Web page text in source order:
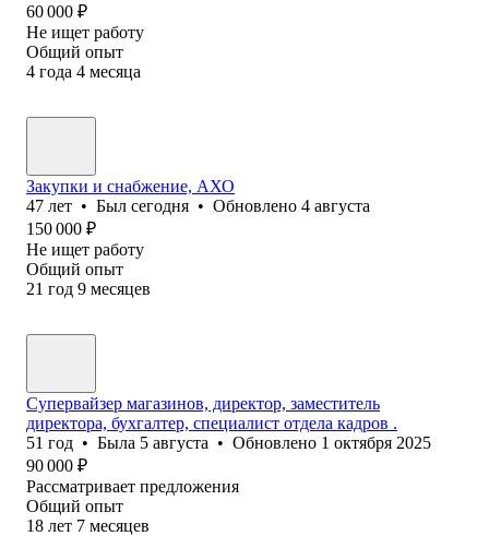
60 000 ₽
Не ищет работу
Общий опыт
4 года 4 месяца
Закупки и снабжение, АХО
47 лет • Был сегодня • Обновлено 4 августа
150 000 ₽
Не ищет работу
Общий опыт
21 год 9 месяцев
Супервайзер магазинов, директор, заместитель
директора, бухгалтер, специалист отдела кадров .
51 год • Была 5 августа • Обновлено 1 октября 2025
90 000 ₽
Рассматривает предложения
Общий опыт
18 лет 7 месяцев